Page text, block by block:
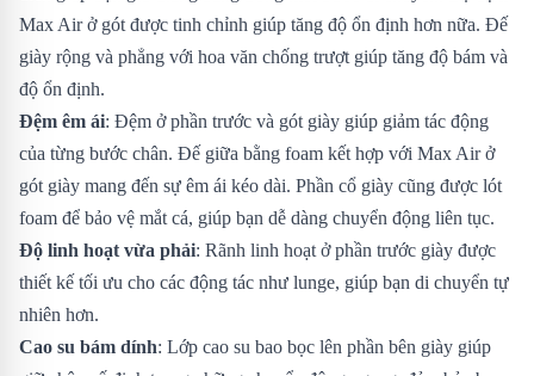
Max Air ở gót được tinh chỉnh giúp tăng độ ổn định hơn nữa. Đế
giày rộng và phẳng với hoa văn chống trượt giúp tăng độ bám và
độ ổn định.
Đệm êm ái: Đệm ở phần trước và gót giày giúp giảm tác động
của từng bước chân. Đế giữa bằng foam kết hợp với Max Air ở
gót giày mang đến sự êm ái kéo dài. Phần cổ giày cũng được lót
foam để bảo vệ mắt cá, giúp bạn dễ dàng chuyển động liên tục.
Độ linh hoạt vừa phải: Rãnh linh hoạt ở phần trước giày được
thiết kế tối ưu cho các động tác như lunge, giúp bạn di chuyển tự
nhiên hơn.
Cao su bám dính: Lớp cao su bao bọc lên phần bên giày giúp